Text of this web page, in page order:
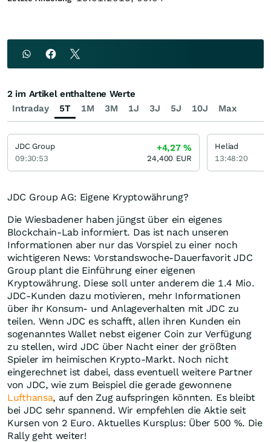
JDC Group AG: Eigene Kryptowährung?
Die Wiesbadener haben jüngst über ein eigenes
Blockchain-Lab informiert. Das ist nach unseren
Informationen aber nur das Vorspiel zu einer noch
wichtigeren News: Vorstandswoche-Dauerfavorit JDC
Group plant die Einführung einer eigenen
Kryptowährung. Diese soll unter anderem die 1.4 Mio.
JDC-Kunden dazu motivieren, mehr Informationen
über ihr Konsum- und Anlageverhalten mit JDC zu
teilen. Wenn JDC es schafft, allen ihren Kunden ein
sogenanntes Wallet nebst eigener Coin zur Verfügung
zu stellen, wird JDC über Nacht einer der größten
Spieler im heimischen Krypto-Markt. Noch nicht
eingerechnet ist dabei, dass eventuell weitere Partner
von JDC, wie zum Beispiel die gerade gewonnene
Lufthansa, auf den Zug aufspringen könnten. Es bleibt
bei JDC sehr spannend. Wir empfehlen die Aktie seit
Kursen von 2 Euro. Aktuelles Kursplus: Über 500 %. Die
Rally geht weiter!
Intraday 5T 1M 3M 1J 3J 5J 10J Max
2 im Artikel enthaltene Werte
JDC Group
09:30:53
+4,27%
24,400 EUR
Heliad
13:48:20